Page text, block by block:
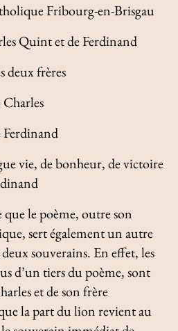
Fribourg-en-Brisgau
Quint et de Ferdinand
deux frères
Charles
Ferdinand
vie, de bonheur, de victoire
le poème, outre son
sert également un autre
souverains. En effet, les
d’un tiers du poème, sont
et de son frère
la part du lion revient au